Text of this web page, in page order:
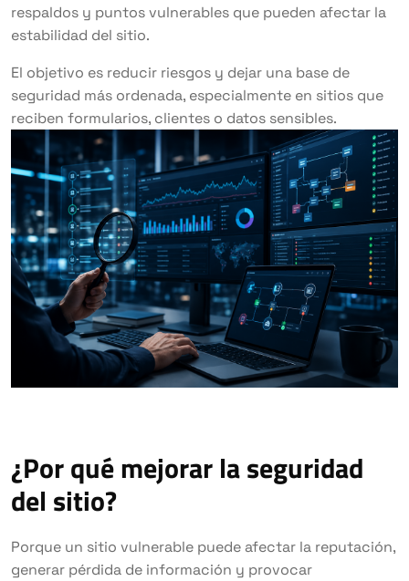
respaldos y puntos vulnerables que pueden afectar la
estabilidad del sitio.
El objetivo es reducir riesgos y dejar una base de
seguridad más ordenada, especialmente en sitios que
reciben formularios, clientes o datos sensibles.
¿Por qué mejorar la seguridad
del sitio?
Porque un sitio vulnerable puede afectar la reputación,
generar pérdida de información y provocar